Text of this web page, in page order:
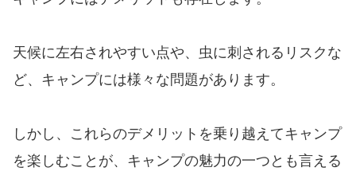
天候に左右されやすい点や、虫に刺されるリスクな
ど、キャンプには様々な問題があります。
しかし、これらのデメリットを乗り越えてキャンプ
を楽しむことが、キャンプの魅力の一つとも言える